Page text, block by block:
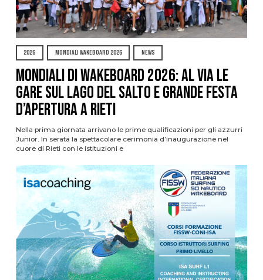
2026 MONDIALI WAKEBOARD 2026 NEWS
Mondiali di Wakeboard 2026: al via le
gare sul Lago del Salto e grande festa
d’apertura a Rieti
Nella prima giornata arrivano le prime qualificazioni per gli azzurri
Junior. In serata la spettacolare cerimonia d’inaugurazione nel
cuore di Rieti con le istituzioni e